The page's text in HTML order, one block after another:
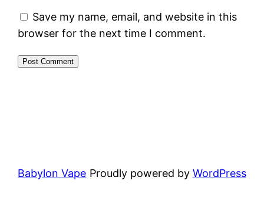
Save my name, email, and website in this
browser for the next time I comment.
Babylon Vape Proudly powered by WordPress